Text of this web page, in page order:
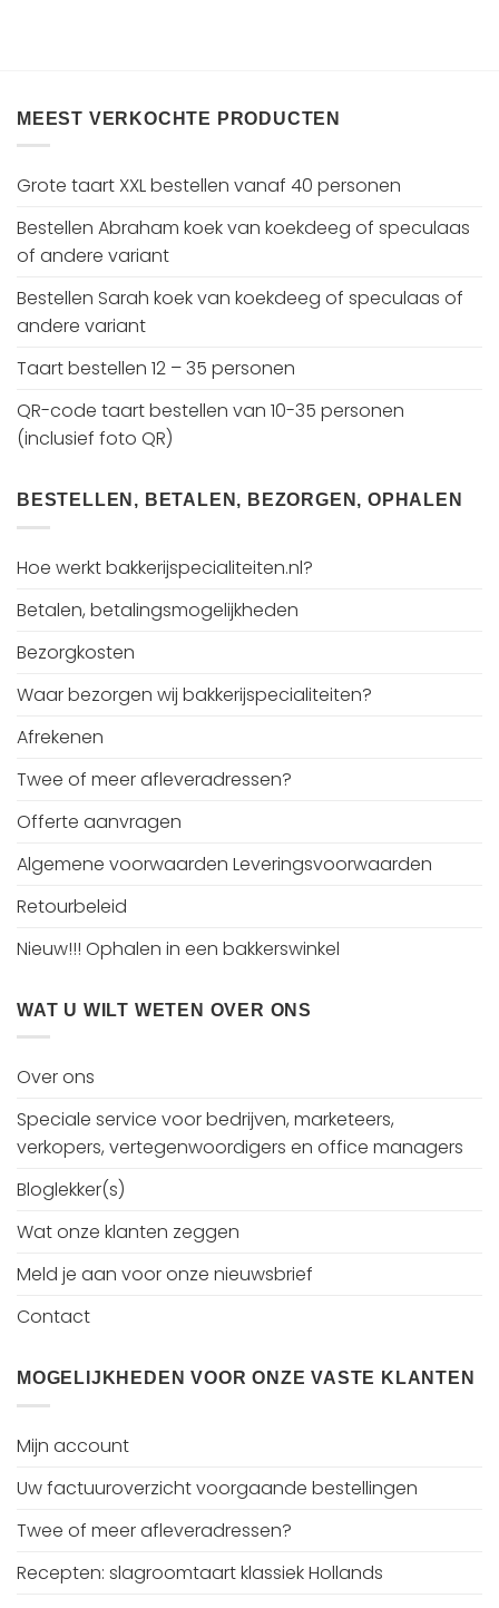
MEEST VERKOCHTE PRODUCTEN
Grote taart XXL bestellen vanaf 40 personen
Bestellen Abraham koek van koekdeeg of speculaas
of andere variant
Bestellen Sarah koek van koekdeeg of speculaas of
andere variant
Taart bestellen 12 – 35 personen
QR-code taart bestellen van 10-35 personen
(inclusief foto QR)
BESTELLEN, BETALEN, BEZORGEN, OPHALEN
Hoe werkt bakkerijspecialiteiten.nl?
Betalen, betalingsmogelijkheden
Bezorgkosten
Waar bezorgen wij bakkerijspecialiteiten?
Afrekenen
Twee of meer afleveradressen?
Offerte aanvragen
Algemene voorwaarden Leveringsvoorwaarden
Retourbeleid
Nieuw!!! Ophalen in een bakkerswinkel
WAT U WILT WETEN OVER ONS
Over ons
Speciale service voor bedrijven, marketeers,
verkopers, vertegenwoordigers en office managers
Bloglekker(s)
Wat onze klanten zeggen
Meld je aan voor onze nieuwsbrief
Contact
MOGELIJKHEDEN VOOR ONZE VASTE KLANTEN
Mijn account
Uw factuuroverzicht voorgaande bestellingen
Twee of meer afleveradressen?
Recepten: slagroomtaart klassiek Hollands